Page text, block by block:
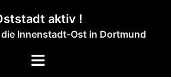
aktiv !
Innenstadt-Ost in Dortmund
Menü